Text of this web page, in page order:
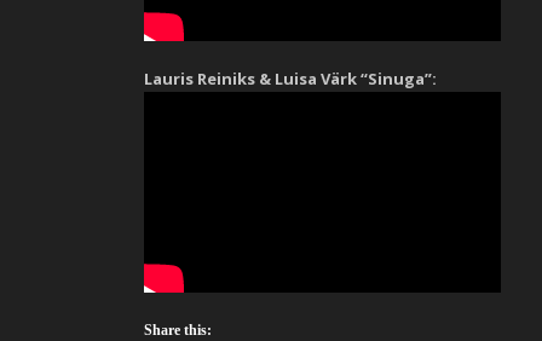
Lauris Reiniks & Luisa Värk“Sinuga”:
Share this: